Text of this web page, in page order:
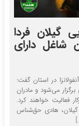
گیلان فردا
شاغل دارای
در استان گفت:
می‌شود و مادران
فعالیت خواهند کرد.
هادی حق‌شناس